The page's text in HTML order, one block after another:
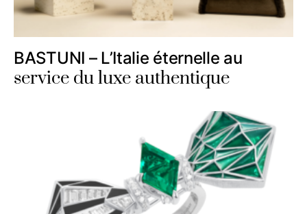
BASTUNI – L’Italie éternelle au
service du luxe authentique